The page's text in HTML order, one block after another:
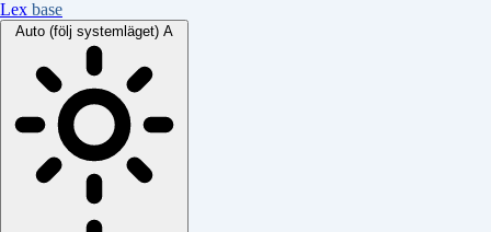
Lex base
Auto (följ systemläget) A